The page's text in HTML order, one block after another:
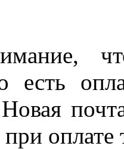
есть
оплате